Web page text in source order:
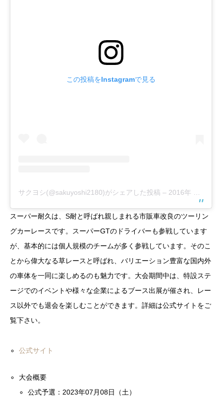
この投稿をInstagramで見る
サクヨシ(@sakuyoshi2180)がシェアした投稿 – 2016年 5月月17日午前5時24分PDT
スーパー耐久は、S耐と呼ばれ親しまれる市販車改良のツーリン
グカーレースです。スーパーGTのドライバーも参戦しています
が、基本的には個人規模のチームが多く参戦しています。そのこ
とから偉大なる草レースと呼ばれ、バリエーション豊富な国内外
の車体を一同に楽しめるのも魅力です。大会期間中は、特設ステ
ージでのイベントや様々な企業によるブース出展が催され、レー
ス以外でも退会を楽しむことができます。詳細は公式サイトをご
覧下さい。
公式サイト
大会概要
公式予選：2023年07月08日（土）